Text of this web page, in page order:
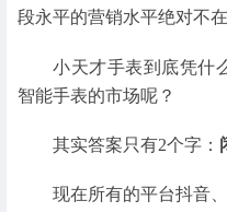
段永平的营销水平绝对不在
小天才手表到底凭什
智能手表的市场呢？
其实答案只有2个字：
现在所有的平台抖音